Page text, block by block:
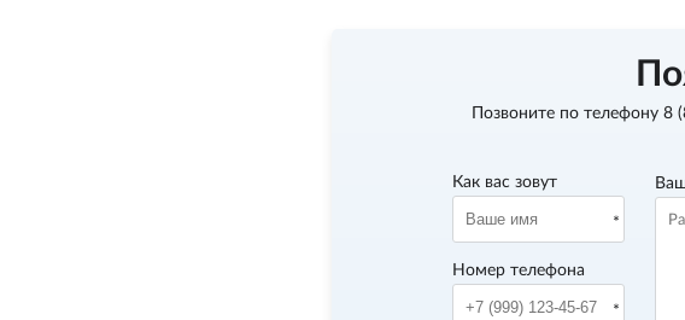
Позвоните по телефону 8
Как вас зовут
Номер телефона